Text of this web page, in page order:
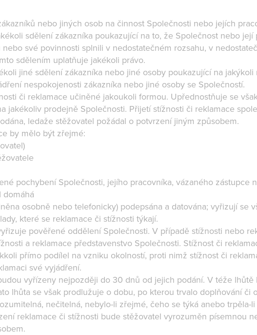
nebo jiných osob na činnost Společnosti nebo jejích
sdělení zákazníka poukazující na to, že Společnost nebo
své povinnosti splnili v nedostatečném rozsahu, v
sdělením uplatňuje jakékoli právo.
jiné sdělení zákazníka nebo jiné osoby poukazující na
nespokojenosti zákazníka nebo jiné osoby se Společností.
či reklamace učiněné jakoukoli formou. Upřednostňuje se
jakékoliv prodejně Společnosti. Přijetí stížnosti či reklamace
ledaže stěžovatel požádal o potvrzení jiným způsobem.
by mělo být zřejmé:
pochybení Společnosti, jejího pracovníka, vázaného zástupce
osobně nebo telefonicky) podepsána a datována; vyřizují se
které se reklamace či stížnosti týkají.
pověřené oddělení Společnosti. V případě stížnosti nebo
a reklamace představenstvo Společnosti. Stížnost či
přímo podílel na vzniku okolností, proti nimž stížnost či
své vyjádření.
vyřízeny nejpozději do 30 dnů od jejich podání. V téže
lhůta se však prodlužuje o dobu, po kterou trvalo doplňování
nečitelná, nebylo-li zřejmé, čeho se týká anebo
reklamace či stížnosti bude stěžovatel vyrozuměn písemnou